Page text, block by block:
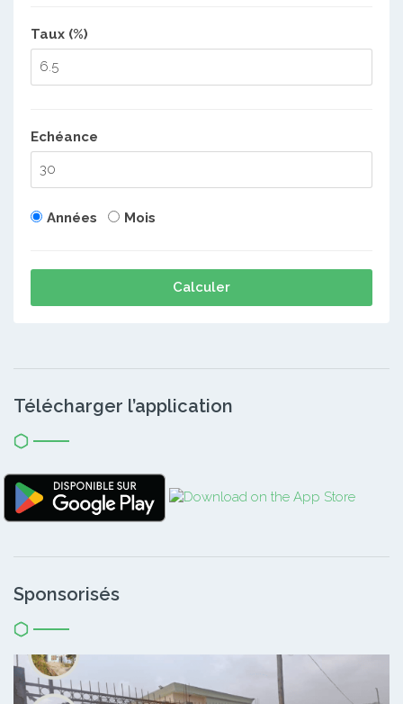
Taux (%)
Echéance
Années Mois
Calculer
Télécharger l’application
Sponsorisés